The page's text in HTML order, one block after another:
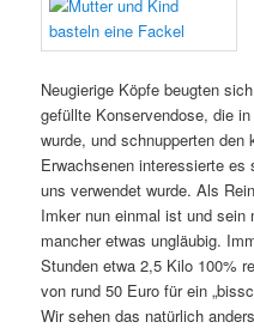
Neugierige Köpfe beugten
gefüllte Konservendose, die
wurde, und schnupperten
Erwachsenen interessierte
uns verwendet wurde. Als
Imker nun einmal ist und
mancher etwas ungläubig.
Stunden etwa 2,5 Kilo 100%
von rund 50 Euro für ein
Wir sehen das natürlich